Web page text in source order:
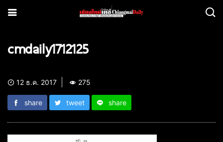
cmdaily1712125
12 ธ.ค. 2017 275
share tweet share